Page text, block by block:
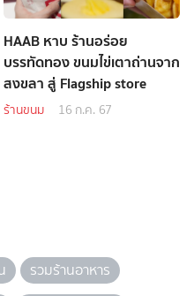
HAAB หาบ ร้านอร่อย
บรรทัดทอง ขนมไข่เตาถ่านจาก
สงขลา สู่ Flagship store
ร้านขนม 16 ก.ค. 67
รวมร้านอาหาร